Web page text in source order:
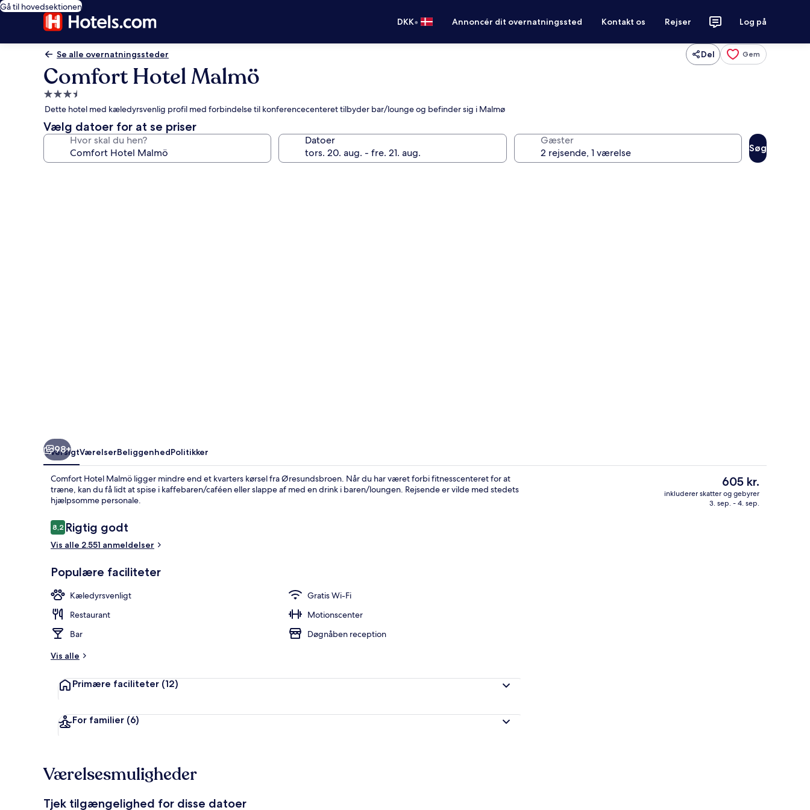
Gå til hovedsektionen
DKK• Annoncér dit overnatningssted Kontakt os Rejser Log på
Se alle overnatningssteder Del Gem
Comfort Hotel Malmö
3.5-
stjernet
overnatningssted
Dette hotel med kæledyrsvenlig profil med forbindelse til konferencecenteret tilbyder bar/lounge og befinder sig i Malmø
Vælg datoer for at se priser
Hvor skal du hen? Datoer Gæster
Søg
98+
OversigtVærelserBeliggenhedPolitikker
Comfort Hotel Malmö ligger mindre end et kvarters kørsel fra Øresundsbroen. Når du har været forbi fitnesscenteret for at
træne, kan du få lidt at spise i kaffebaren/caféen eller slappe af med en drink i baren/loungen. Rejsende er vilde med stedets
hjælpsomme personale.
Anmeldelser
8,28,2 ud af 10.
Rigtig godt
Vis alle 2.551 anmeldelser
Populære faciliteter
Kæledyrsvenligt
Gratis Wi-Fi
Restaurant
Motionscenter
Bar
Døgnåben reception
Vis alle
Primære faciliteter (12)
For familier (6)
Den
nuværende
pris
605 kr.
inkluderer skatter og gebyrer
3. sep. - 4. sep.
Værelsesmuligheder
Tjek tilgængelighed for disse datoer